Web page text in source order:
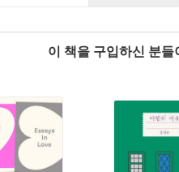
이 책을 구입하신 분